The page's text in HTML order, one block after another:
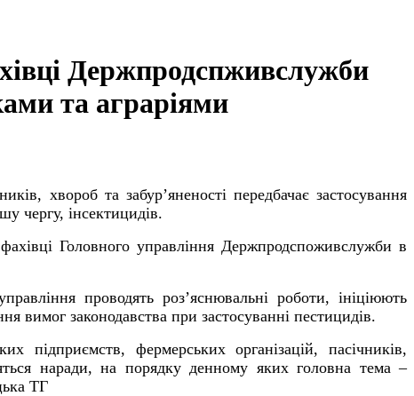
Держпродспживслужби
та аграріями
хвороб та забур’яненості передбачає застосування
чергу, інсектицидів.
Головного управління Держпродспоживслужби в
проводять роз’яснювальні роботи, ініціюють
вимог законодавства при застосуванні пестицидів.
підприємств, фермерських організацій, пасічників,
наради, на порядку денному яких головна тема –